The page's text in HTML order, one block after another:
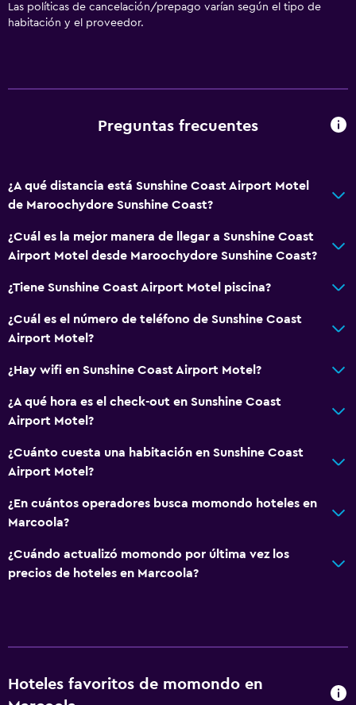
Ducha
Estacionamiento y transporte
Estacionamiento gratuito
General
Alfombrado
Zona de estar
Espacio de almacenamiento
Aire libre
Jardín
Lavandería
Lavandería
Plancha y tabla de planchar
Zona de trabajo
Escritorio
Las políticas de cancelación/prepago varían según el tipo de
habitación y el proveedor.
Preguntas frecuentes
¿A qué distancia está Sunshine Coast Airport Motel
de Maroochydore Sunshine Coast?
¿Cuál es la mejor manera de llegar a Sunshine Coast
Airport Motel desde Maroochydore Sunshine Coast?
¿Tiene Sunshine Coast Airport Motel piscina?
¿Cuál es el número de teléfono de Sunshine Coast
Airport Motel?
¿Hay wifi en Sunshine Coast Airport Motel?
¿A qué hora es el check-out en Sunshine Coast
Airport Motel?
¿Cuánto cuesta una habitación en Sunshine Coast
Airport Motel?
¿En cuántos operadores busca momondo hoteles en
Marcoola?
¿Cuándo actualizó momondo por última vez los
precios de hoteles en Marcoola?
Hoteles favoritos de momondo en